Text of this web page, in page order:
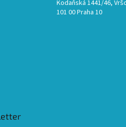
Kodaňská 1441/46,
101 00 Praha 10